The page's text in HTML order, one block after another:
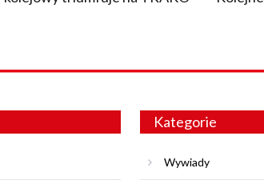
Kategorie
Wywiady